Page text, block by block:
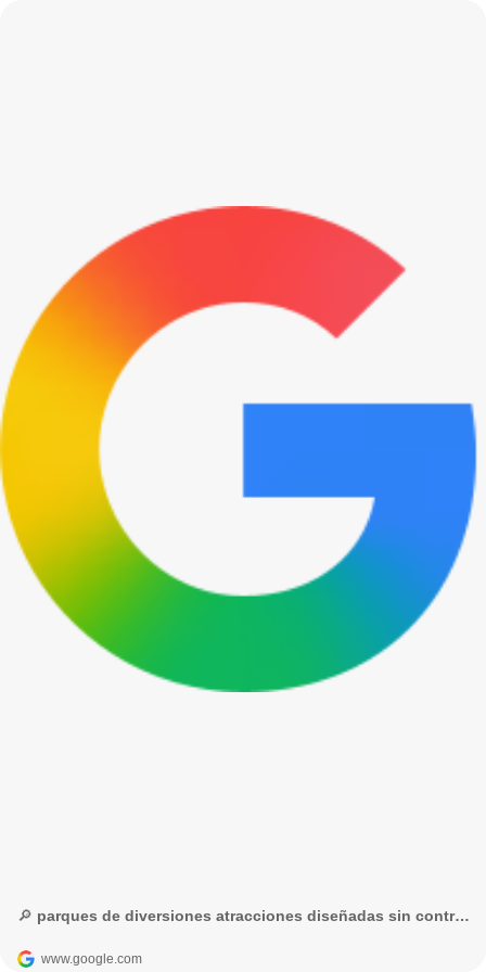
🔎 parques de diversiones atracciones diseñadas sin controles de seguridad - Búsqueda de Google
www.google.com